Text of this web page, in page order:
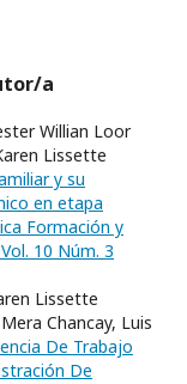
a
Willian Loor
Lissette
y su
en etapa
Formación y
10 Núm. 3
Lissette
Chancay, Luis
De Trabajo
De